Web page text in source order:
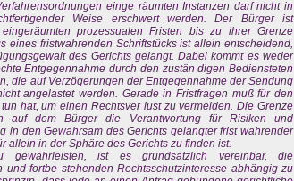
einge räumten Instanzen darf nicht in
Weise erschwert werden. Der Bürger ist
prozessualen Fristen bis zu ihrer Grenze
eines fristwahrenden Schriftstücks ist allein entscheidend,
des Gerichts gelangt. Dabei kommt es weder
Entgegennahme durch den zustän digen Bediensteten
die auf Verzögerungen der Entgegennahme der Sendung
angelastet werden. Gerade in Fristfragen muß für den
hat, um einen Rechtsver lust zu vermeiden. Die Grenze
auf dem Bürger die Verantwortung für Risiken und
in den Gewahrsam des Gerichts gelangter frist wahrender
allein in der Sphäre des Gerichts zu finden ist.
gewährleisten, ist es grundsätzlich vereinbar, die
fortbe stehenden Rechtsschutzinteresse abhängig zu